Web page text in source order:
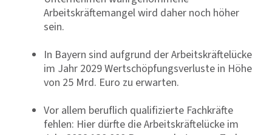
Arbeitskräftemangel wird daher noch höher
sein.
In Bayern sind aufgrund der Arbeitskräftelücke
im Jahr 2029 Wertschöpfungsverluste in Höhe
von 25 Mrd. Euro zu erwarten.
Vor allem beruflich qualifizierte Fachkräfte
fehlen: Hier dürfte die Arbeitskräftelücke im